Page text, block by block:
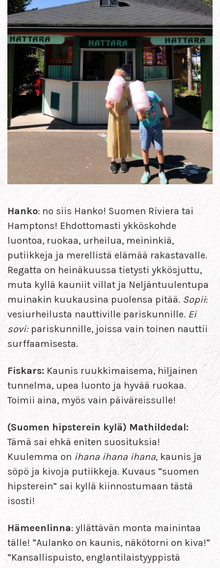
Hanko: no siis Hanko! Suomen Riviera tai
Hamptons! Ehdottomasti ykköskohde
luontoa, ruokaa, urheilua, meininkiä,
putiikkeja ja merellistä elämää rakastavalle.
Regatta on heinäkuussa tietysti ykkösjuttu,
muta kyllä kauniit villat ja Neljäntuulentupa
muinakin kuukausina puolensa pitää. Sopii:
vesiurheilusta nauttiville pariskunnille. Ei
sovi:pariskunnille, joissa vain toinen nauttii
surffaamisesta.
Fiskars: Kaunis ruukkimaisema, hiljainen
tunnelma, upea luonto ja hyvää ruokaa.
Toimii aina, myös vain päiväreissulle!
(Suomen hipsterein kylä) Mathildedal:
Tämä sai ehkä eniten suosituksia!
Kuulemma on ihana ihana ihana, kaunis ja
söpö ja kivoja putiikkeja. Kuvaus ”suomen
hipsterein” sai kyllä kiinnostumaan tästä
isosti!
Hämeenlinna: yllättävän monta mainintaa
tälle! ”Aulanko on kaunis, näkötorni on kiva!”
”Kansallispuisto, englantilaistyyppistä